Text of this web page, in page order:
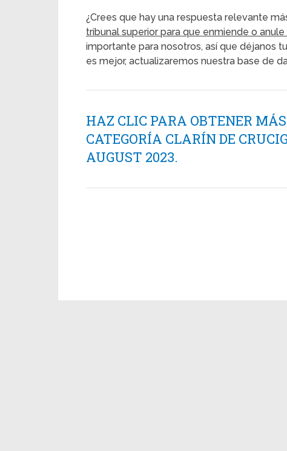
¿Crees que hay una respuesta relevante
tribunal superior para que enmiende o
importante para nosotros, así que déjanos
es mejor, actualizaremos nuestra base de
HAZ CLIC PARA OBTENER
CATEGORÍA CLARÍN DE
AUGUST 2023.